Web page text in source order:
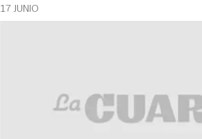
17 JUNIO